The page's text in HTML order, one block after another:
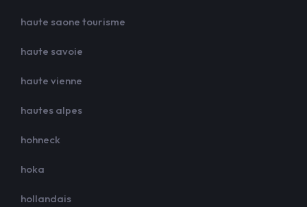
haute saone tourisme
haute savoie
haute vienne
hautes alpes
hohneck
hoka
hollandais